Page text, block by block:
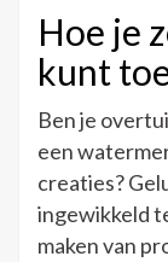
Hoe je
kunt
Ben je
een
creaties?
ingewikkeld
maken van